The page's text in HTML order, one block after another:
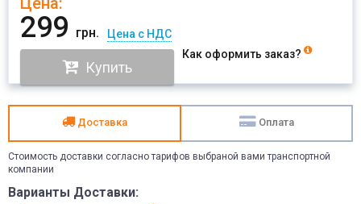
299 грн. Цена с НДС
Купить
Как оформить заказ?
Доставка Оплата
Стоимость доставки согласно тарифов выбраной вами транспортной
компании
Варианты Доставки: